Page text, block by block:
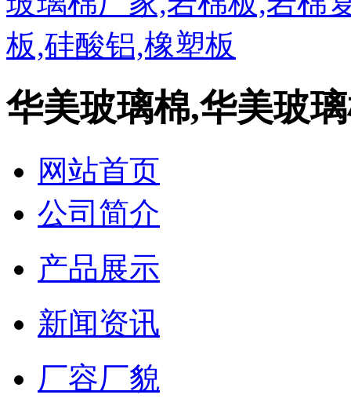
华美玻璃棉,华美玻
网站首页
公司简介
产品展示
新闻资讯
厂容厂貌